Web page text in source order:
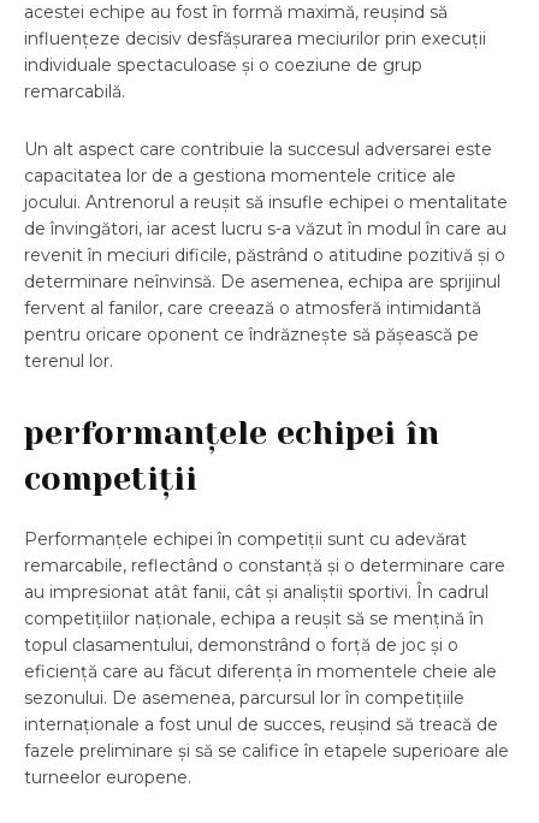
acestei echipe au fost în formă maximă, reușind să
influențeze decisiv desfășurarea meciurilor prin execuții
individuale spectaculoase și o coeziune de grup
remarcabilă.
Un alt aspect care contribuie la succesul adversarei este
capacitatea lor de a gestiona momentele critice ale
jocului. Antrenorul a reușit să insufle echipei o mentalitate
de învingători, iar acest lucru s-a văzut în modul în care au
revenit în meciuri dificile, păstrând o atitudine pozitivă și o
determinare neînvinsă. De asemenea, echipa are sprijinul
fervent al fanilor, care creează o atmosferă intimidantă
pentru oricare oponent ce îndrăznește să pășească pe
terenul lor.
performanțele echipei în
competiții
Performanțele echipei în competiții sunt cu adevărat
remarcabile, reflectând o constanță și o determinare care
au impresionat atât fanii, cât și analiștii sportivi. În cadrul
competițiilor naționale, echipa a reușit să se mențină în
topul clasamentului, demonstrând o forță de joc și o
eficiență care au făcut diferența în momentele cheie ale
sezonului. De asemenea, parcursul lor în competițiile
internaționale a fost unul de succes, reușind să treacă de
fazele preliminare și să se califice în etapele superioare ale
turneelor europene.